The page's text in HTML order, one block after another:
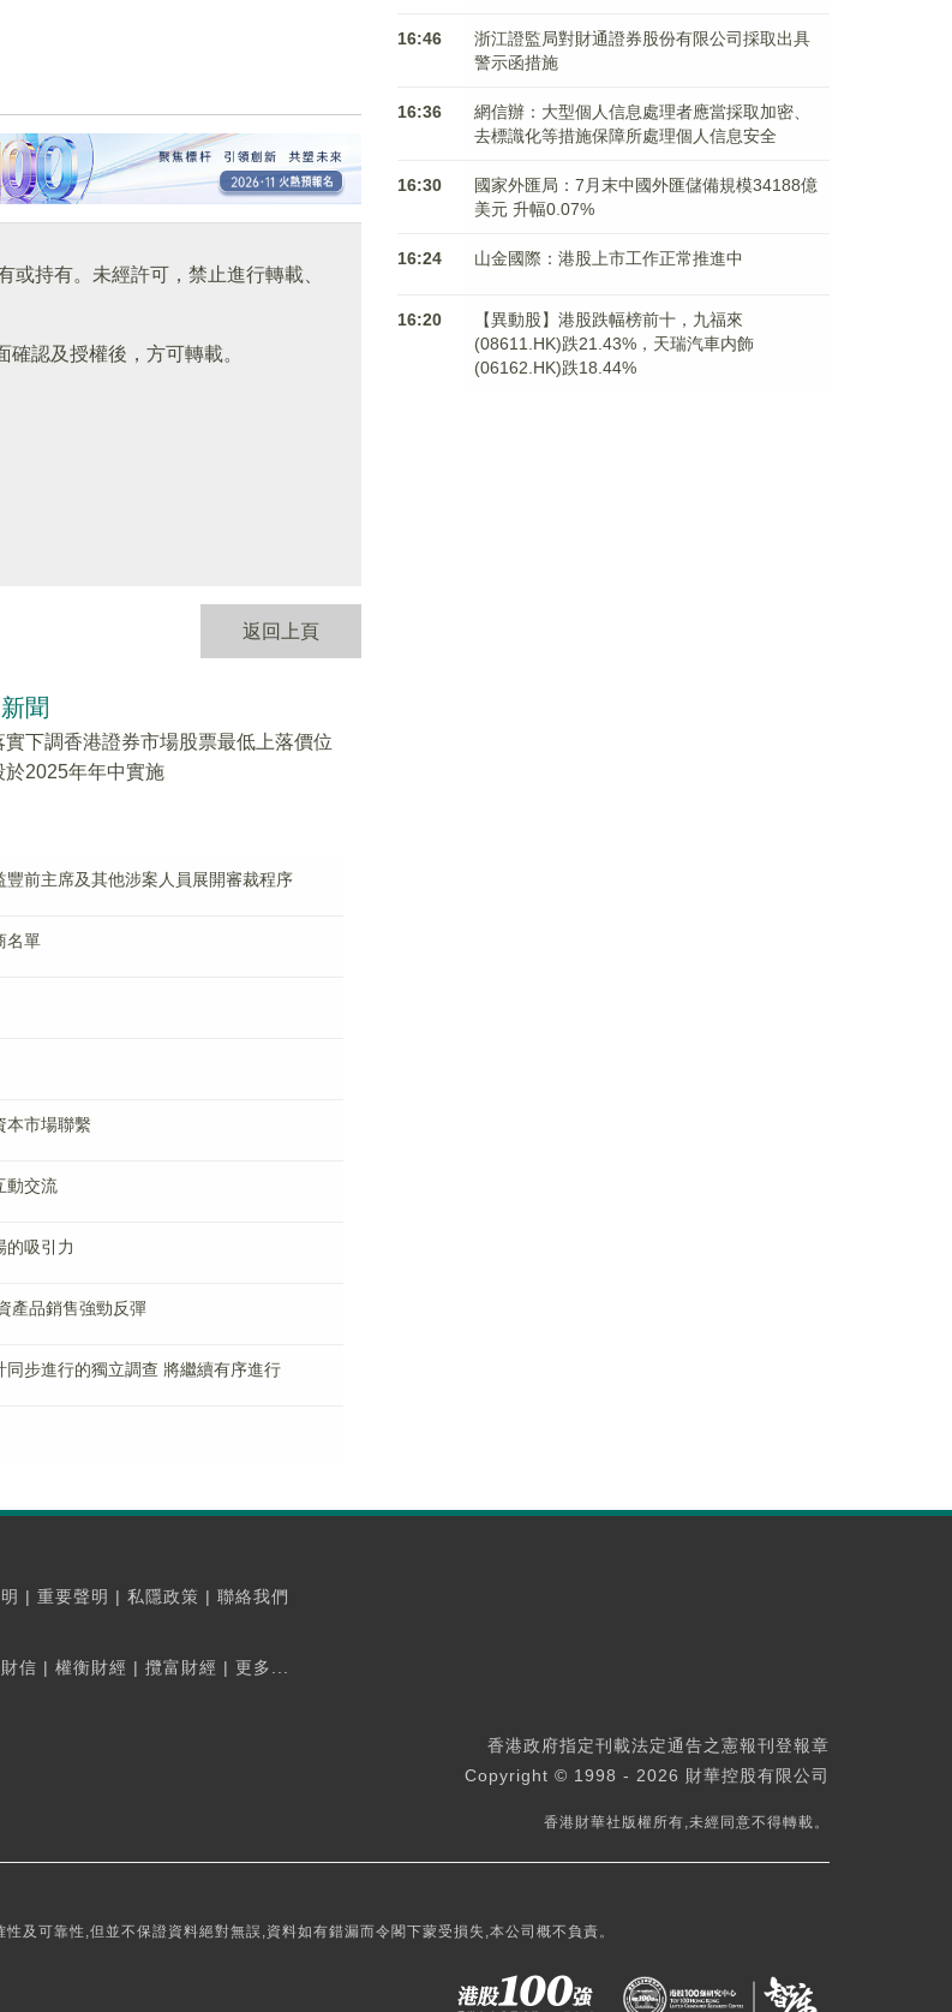
持有。未經許可，禁止進行轉載、
確認及授權後，方可轉載。
返回上頁
聞
實下調香港證券市場股票最低上落價位
於2025年年中實施
前主席及其他涉案人員展開審裁程序
名單
本市場聯繫
動交流
的吸引力
產品銷售強勁反彈
步進行的獨立調查 將繼續有序進行
16:46
浙江證監局對財通證券股份有限公司採取出具
警示函措施
16:36
網信辦：大型個人信息處理者應當採取加密、
去標識化等措施保障所處理個人信息安全
16:30
國家外匯局：7月末中國外匯儲備規模34188億
美元 升幅0.07%
16:24 山金國際：港股上市工作正常推進中
16:20
【異動股】港股跌幅榜前十，九福來
(08611.HK)跌21.43%，天瑞汽車内飾
(06162.HK)跌18.44%
| 重要聲明 | 私隱政策 | 聯絡我們
信 | 權衡財經 | 攬富財經 | 更多...
香港政府指定刊載法定通告之憲報刊登報章
Copyright © 1998 - 2026 財華控股有限公司
香港財華社版權所有,未經同意不得轉載。
及可靠性,但並不保證資料絕對無誤,資料如有錯漏而令閣下蒙受損失,本公司概不負責。